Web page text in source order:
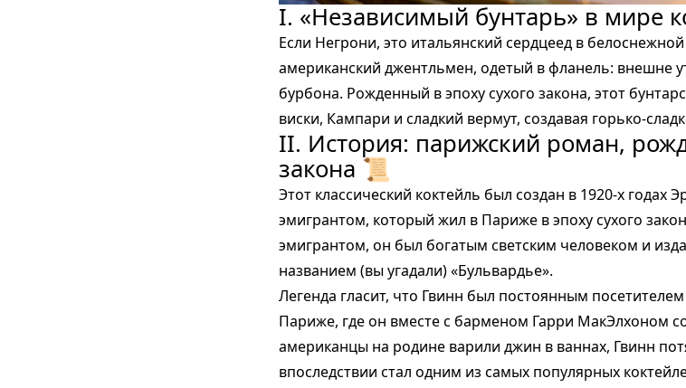
I. «Независимый бунтарь» в мире
Если Негрони, это итальянский сердцеед в
американский джентльмен, одетый в фланель: внешне
бурбона. Рожденный в эпоху сухого закона, этот
виски, Кампари и сладкий вермут, создавая горько-
II. История: парижский роман,
закона 📜
Этот классический коктейль был создан в 1920-х годах
эмигрантом, который жил в Париже в эпоху сухого
эмигрантом, он был богатым светским человеком и
названием (вы угадали) «Бульвардье».
Легенда гласит, что Гвинн был постоянным
Париже, где он вместе с барменом Гарри МакЭлхоном
американцы на родине варили джин в ваннах, Гвинн
впоследствии стал одним из самых популярных